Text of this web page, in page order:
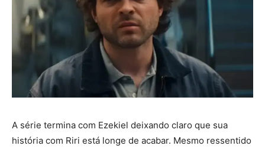
A série termina com Ezekiel deixando claro que sua
história com Riri está longe de acabar. Mesmo ressentido